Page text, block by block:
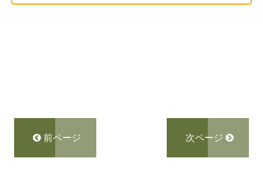
前ページ 次ページ